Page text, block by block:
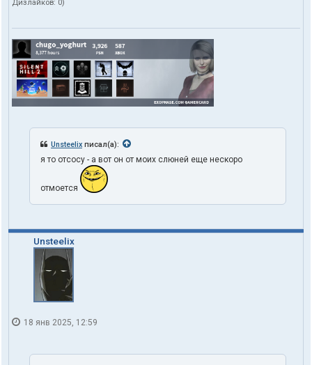
Дизлайков: 0)
Unsteelix писал(а):
я то отсосу - а вот он от моих слюней еще нескоро
отмоется
Unsteelix
18 янв 2025, 12:59